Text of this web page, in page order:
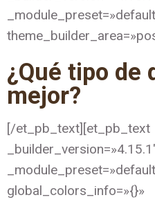
¿Qué tipo de
mejor?
[/et_pb_text][et_pb_text
global_colors_info=»{}»